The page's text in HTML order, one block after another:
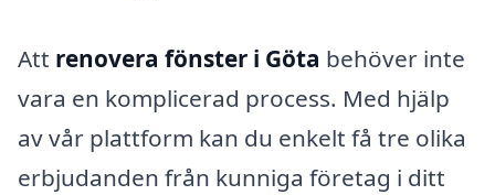
Att renovera fönster i Göta behöver inte
vara en komplicerad process. Med hjälp
av vår plattform kan du enkelt få tre olika
erbjudanden från kunniga företag i ditt